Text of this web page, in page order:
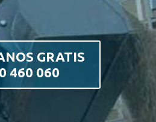
GRATIS
460 060